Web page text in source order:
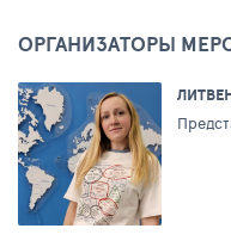
ОРГАНИЗАТОРЫ